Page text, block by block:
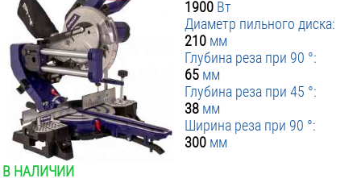
1900 Вт
Диаметр пильного диска:
210 мм
Глубина реза при 90 °:
65 мм
Глубина реза при 45 °:
38 мм
Ширина реза при 90 °:
300 мм
В НАЛИЧИИ